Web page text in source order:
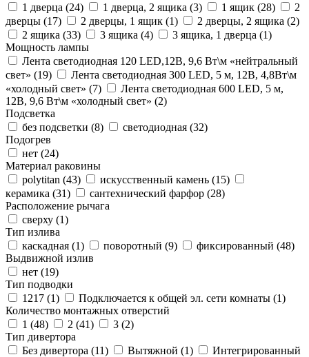
1 дверца (24) 1 дверца, 2 ящика (3) 1 ящик (28)
2
дверцы (17) 2 дверцы, 1 ящик (1) 2 дверцы, 2 ящика (2)
2 ящика (33) 3 ящика (4) 3 ящика, 1 дверца (1)
Мощность лампы
Лента светодиодная 120 LED,12В, 9,6 Вт\м «нейтральный
свет» (19)
Лента светодиодная 300 LED, 5 м, 12В, 4,8Вт\м
«холодный свет» (7)
Лента светодиодная 600 LED, 5 м,
12В, 9,6 Вт\м «холодный свет» (2)
Подсветка
без подсветки (8) светодиодная (32)
Подогрев
нет (24)
Материал раковины
polytitan (43) искусственный камень (15)
керамика (31) сантехнический фарфор (28)
Расположение рычага
сверху (1)
Тип излива
каскадная (1) поворотный (9) фиксированный (48)
Выдвижной излив
нет (19)
Тип подводки
1217 (1) Подключается к общей эл. сети комнаты (1)
Количество монтажных отверстий
1 (48) 2 (41) 3 (2)
Тип дивертора
Без дивертора (11) Вытяжной (1)
Интегрированный